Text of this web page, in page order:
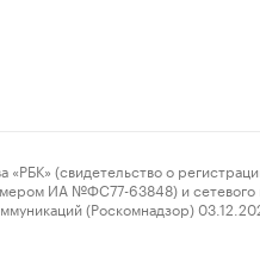
(свидетельство о
ИА №ФС77-63848) и сетевого
(Роскомнадзор)